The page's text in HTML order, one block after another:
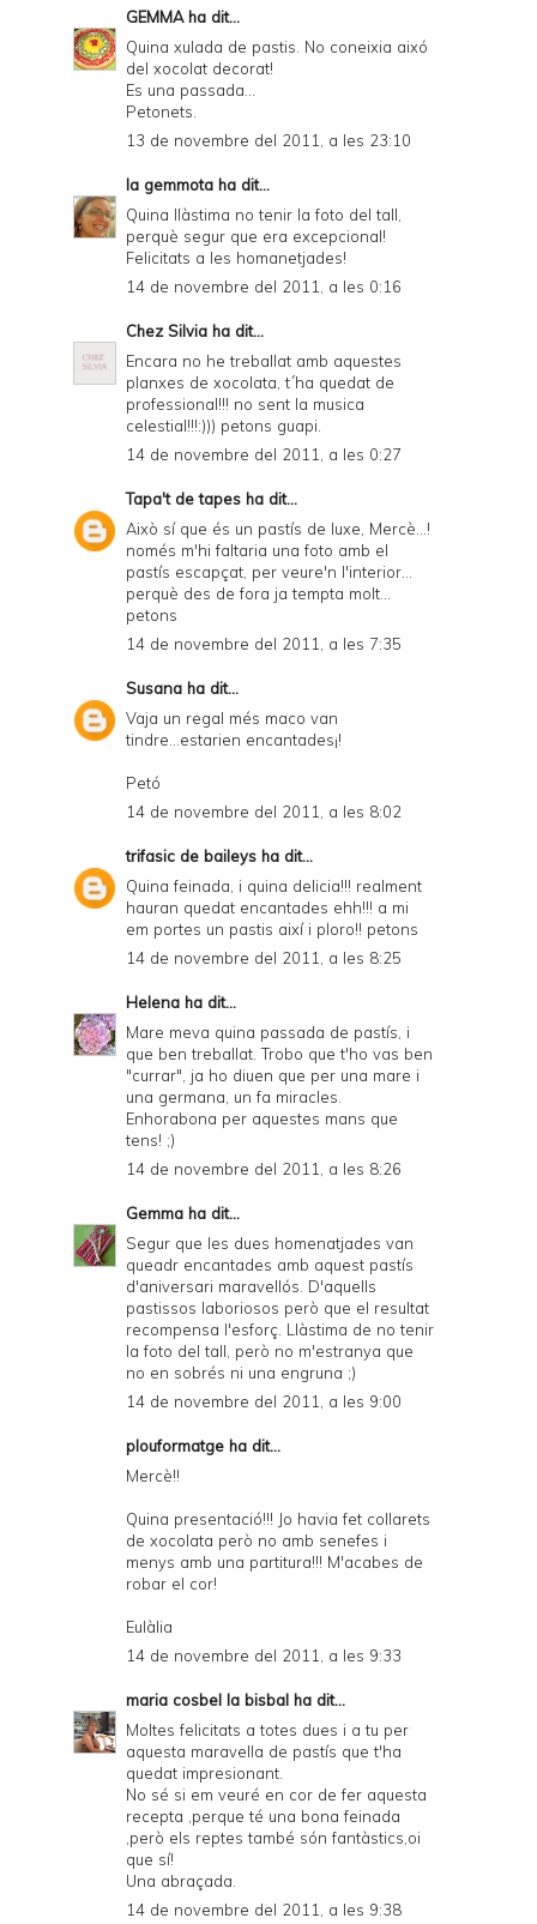
GEMMAha dit...
Quina xulada de pastis. No coneixia aixó
del xocolat decorat!
Es una passada...
Petonets.
13 de novembre del 2011, a les 23:10
la gemmota ha dit...
Quina llàstima no tenir la foto del tall,
perquè segur que era excepcional!
Felicitats a les homanetjades!
14 de novembre del 2011, a les 0:16
Chez Silvia ha dit...
Encara no he treballat amb aquestes
planxes de xocolata, t´ha quedat de
professional!!! no sent la musica
celestial!!!:))) petons guapi.
14 de novembre del 2011, a les 0:27
Tapa't de tapes ha dit...
Això sí que és un pastís de luxe, Mercè...!
només m'hi faltaria una foto amb el
pastís escapçat, per veure'n l'interior...
perquè des de fora ja tempta molt...
petons
14 de novembre del 2011, a les 7:35
Susana ha dit...
Vaja un regal més maco van
tindre...estarien encantades¡!
Petó
14 de novembre del 2011, a les 8:02
trifasic de baileys ha dit...
Quina feinada, i quina delicia!!! realment
hauran quedat encantades ehh!!! a mi
em portes un pastis així i ploro!! petons
14 de novembre del 2011, a les 8:25
Helena ha dit...
Mare meva quina passada de pastís, i
que ben treballat. Trobo que t'ho vas ben
"currar", ja ho diuen que per una mare i
una germana, un fa miracles.
Enhorabona per aquestes mans que
tens! ;)
14 de novembre del 2011, a les 8:26
Gemma ha dit...
Segur que les dues homenatjades van
queadr encantades amb aquest pastís
d'aniversari maravellós. D'aquells
pastissos laboriosos però que el resultat
recompensa l'esforç. Llàstima de no tenir
la foto del tall, però no m'estranya que
no en sobrés ni una engruna ;)
14 de novembre del 2011, a les 9:00
plouformatge ha dit...
Mercè!!
Quina presentació!!! Jo havia fet collarets
de xocolata però no amb senefes i
menys amb una partitura!!! M'acabes de
robar el cor!
Eulàlia
14 de novembre del 2011, a les 9:33
maria cosbel la bisbal ha dit...
Moltes felicitats a totes dues i a tu per
aquesta maravella de pastís que t'ha
quedat impresionant.
No sé si em veuré en cor de fer aquesta
recepta ,perque té una bona feinada
,però els reptes també són fantàstics,oi
que sí!
Una abraçada.
14 de novembre del 2011, a les 9:38